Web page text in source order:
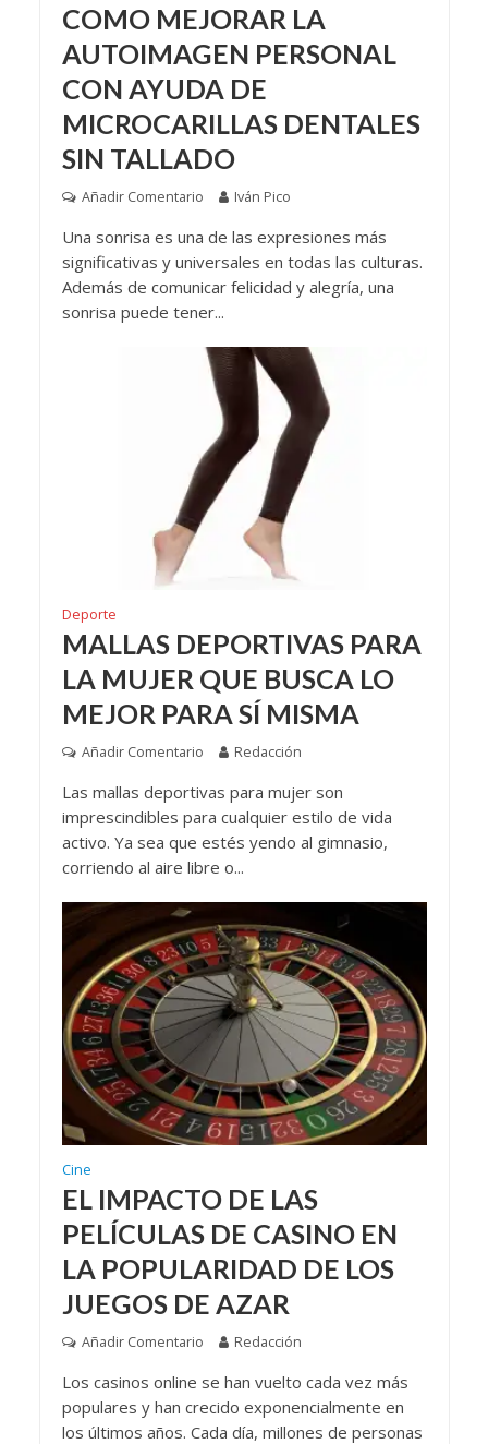
COMO MEJORAR LA
AUTOIMAGEN PERSONAL
CON AYUDA DE
MICROCARILLAS DENTALES
SIN TALLADO
Añadir Comentario Iván Pico
Una sonrisa es una de las expresiones más
significativas y universales en todas las culturas.
Además de comunicar felicidad y alegría, una
sonrisa puede tener...
Deporte
MALLAS DEPORTIVAS PARA
LA MUJER QUE BUSCA LO
MEJOR PARA SÍ MISMA
Añadir Comentario Redacción
Las mallas deportivas para mujer son
imprescindibles para cualquier estilo de vida
activo. Ya sea que estés yendo al gimnasio,
corriendo al aire libre o...
Cine
EL IMPACTO DE LAS
PELÍCULAS DE CASINO EN
LA POPULARIDAD DE LOS
JUEGOS DE AZAR
Añadir Comentario Redacción
Los casinos online se han vuelto cada vez más
populares y han crecido exponencialmente en
los últimos años. Cada día, millones de personas